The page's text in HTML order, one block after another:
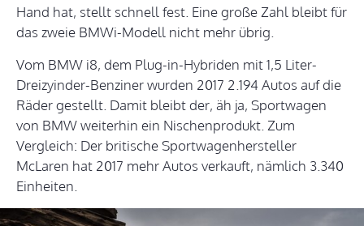
Hand hat, stellt schnell fest. Eine große Zahl bleibt für
das zweie BMWi-Modell nicht mehr übrig.
Vom BMW i8, dem Plug-in-Hybriden mit 1,5 Liter-
Dreizyinder-Benziner wurden 2017 2.194 Autos auf die
Räder gestellt. Damit bleibt der, äh ja, Sportwagen
von BMW weiterhin ein Nischenprodukt. Zum
Vergleich: Der britische Sportwagenhersteller
McLaren hat 2017 mehr Autos verkauft, nämlich 3.340
Einheiten.